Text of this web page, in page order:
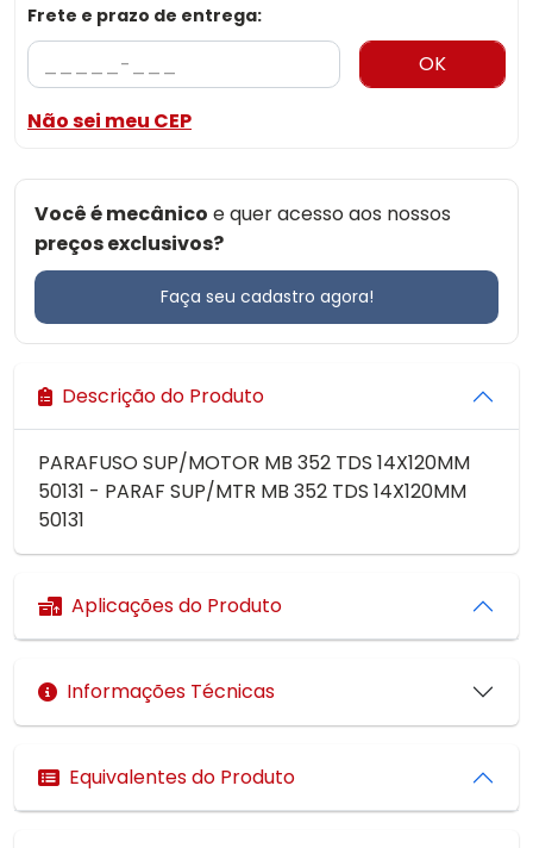
Frete e prazo de entrega:
OK
Não sei meu CEP
Você é mecânico e quer acesso aos nossos
preços exclusivos?
Faça seu cadastro agora!
Descrição do Produto
PARAFUSO SUP/MOTOR MB 352 TDS 14X120MM
50131 - PARAF SUP/MTR MB 352 TDS 14X120MM
50131
Aplicações do Produto
Informações Técnicas
Equivalentes do Produto